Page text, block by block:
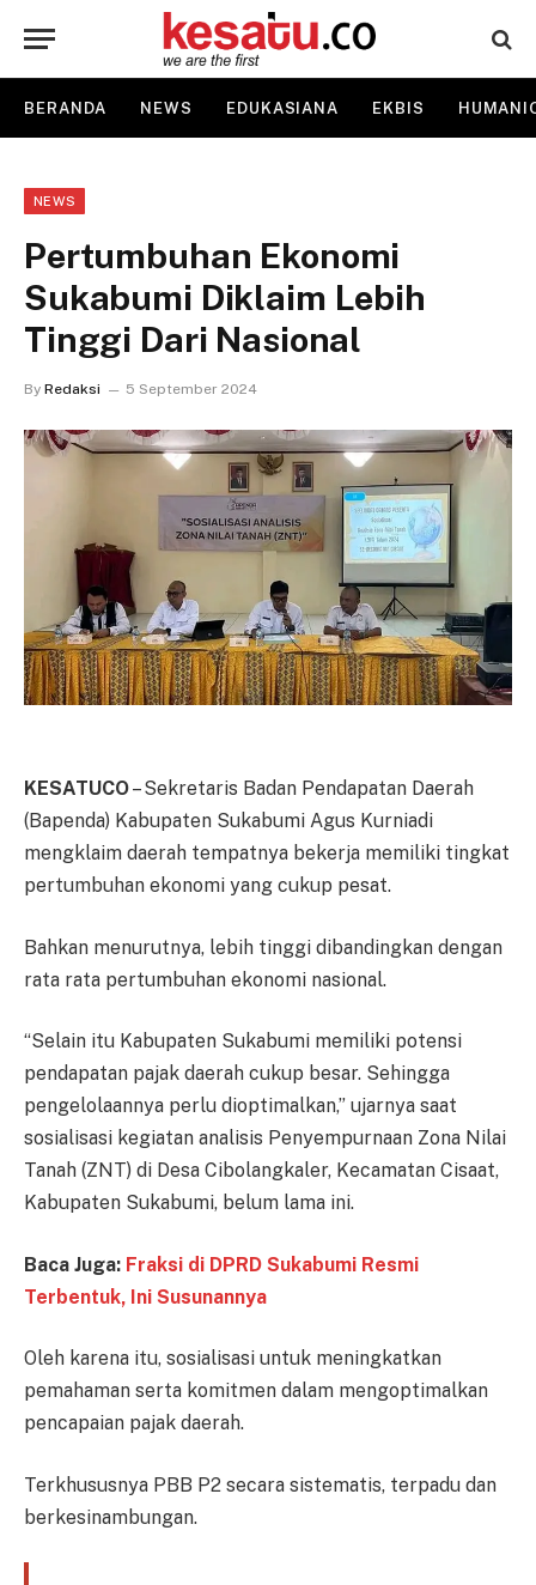
BERANDA NEWS EDUKASIANA EKBIS
NEWS
Pertumbuhan Ekonomi
Sukabumi Diklaim Lebih
Tinggi Dari Nasional
By Redaksi 5 September 2024
KESATUCO– Sekretaris Badan Pendapatan Daerah
(Bapenda) Kabupaten Sukabumi Agus Kurniadi
mengklaim daerah tempatnya bekerja memiliki tingkat
pertumbuhan ekonomi yang cukup pesat.
Bahkan menurutnya, lebih tinggi dibandingkan dengan
rata rata pertumbuhan ekonomi nasional.
“Selain itu Kabupaten Sukabumi memiliki potensi
pendapatan pajak daerah cukup besar. Sehingga
pengelolaannya perlu dioptimalkan,” ujarnya saat
sosialisasi kegiatan analisis Penyempurnaan Zona Nilai
Tanah (ZNT) di Desa Cibolangkaler, Kecamatan Cisaat,
Kabupaten Sukabumi, belum lama ini.
Baca Juga: Fraksi di DPRD Sukabumi Resmi
Terbentuk, Ini Susunannya
Oleh karena itu, sosialisasi untuk meningkatkan
pemahaman serta komitmen dalam mengoptimalkan
pencapaian pajak daerah.
Terkhususnya PBB P2 secara sistematis, terpadu dan
berkesinambungan.